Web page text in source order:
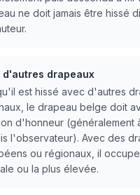
ne doit jamais être hissé
d'autres drapeaux
est hissé avec d'autres
le drapeau belge doit
d'honneur (généralement
l'observateur). Avec des
ou régionaux, il
ou la plus élevée.